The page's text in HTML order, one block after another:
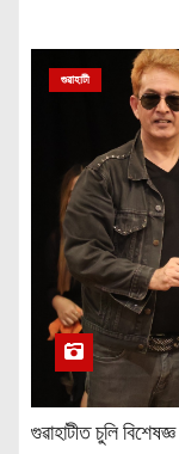
গুৱাহাটী
গুৱাহাটীত চুলি